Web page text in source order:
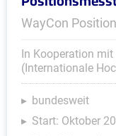
WayCon
In Kooperation
(Internationale
bundesweit
Start: Oktober